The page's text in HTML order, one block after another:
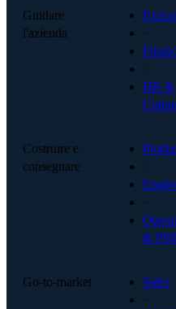
Guidare
l'azienda
·
·
HR &
Costruire e
consegnare
·
·
&
Go-to-market
Sales
·